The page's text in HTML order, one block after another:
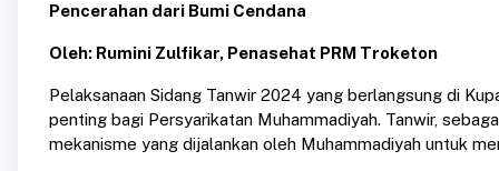
Pencerahan dari Bumi Cendana
Oleh: Rumini Zulfikar, Penasehat PRM Troketon
Pelaksanaan Sidang Tanwir 2024 yang berlangsung di
penting bagi Persyarikatan Muhammadiyah. Tanwir,
mekanisme yang dijalankan oleh Muhammadiyah untuk